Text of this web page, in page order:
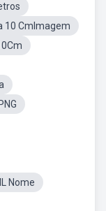
10 CmImagem
Nome